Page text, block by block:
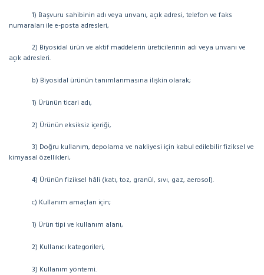
1) Başvuru sahibinin adı veya unvanı, açık adresi, telefon ve faks
numaraları ile e-posta adresleri,
2) Biyosidal ürün ve aktif maddelerin üreticilerinin adı veya unvanı ve
açık adresleri.
b) Biyosidal ürünün tanımlanmasına ilişkin olarak;
1) Ürünün ticari adı,
2) Ürünün eksiksiz içeriği,
3) Doğru kullanım, depolama ve nakliyesi için kabul edilebilir fiziksel ve
kimyasal özellikleri,
4) Ürünün fiziksel hâli (katı, toz, granül, sıvı, gaz, aerosol).
c) Kullanım amaçları için;
1) Ürün tipi ve kullanım alanı,
2) Kullanıcı kategorileri,
3) Kullanım yöntemi.